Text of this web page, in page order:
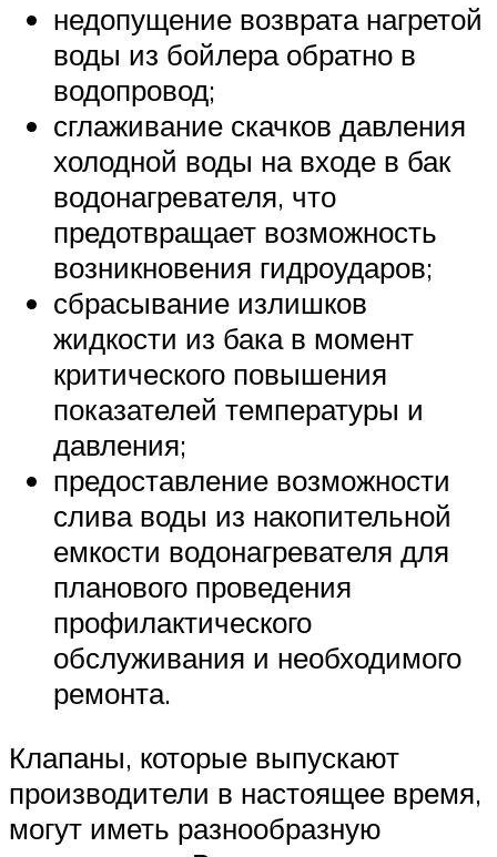
недопущение возврата нагретой
воды из бойлера обратно в
водопровод;
сглаживание скачков давления
холодной воды на входе в бак
водонагревателя, что
предотвращает возможность
возникновения гидроударов;
сбрасывание излишков
жидкости из бака в момент
критического повышения
показателей температуры и
давления;
предоставление возможности
слива воды из накопительной
емкости водонагревателя для
планового проведения
профилактического
обслуживания и необходимого
ремонта.
Клапаны, которые выпускают
производители в настоящее время,
могут иметь разнообразную